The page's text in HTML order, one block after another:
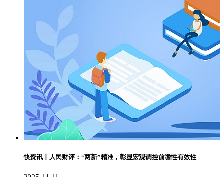
快资讯丨人民财评：“两新”精准，彰显宏观调控前瞻性有效性